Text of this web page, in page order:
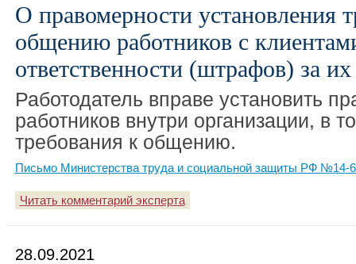
О правомерности установления
общению работников с
ответственности (штрафов) за
Работодатель вправе установить
работников внутри организации, в
требования к общению.
Письмо Министерства труда и социальной защиты РФ №14-
Читать комментарий эксперта
28.09.2021